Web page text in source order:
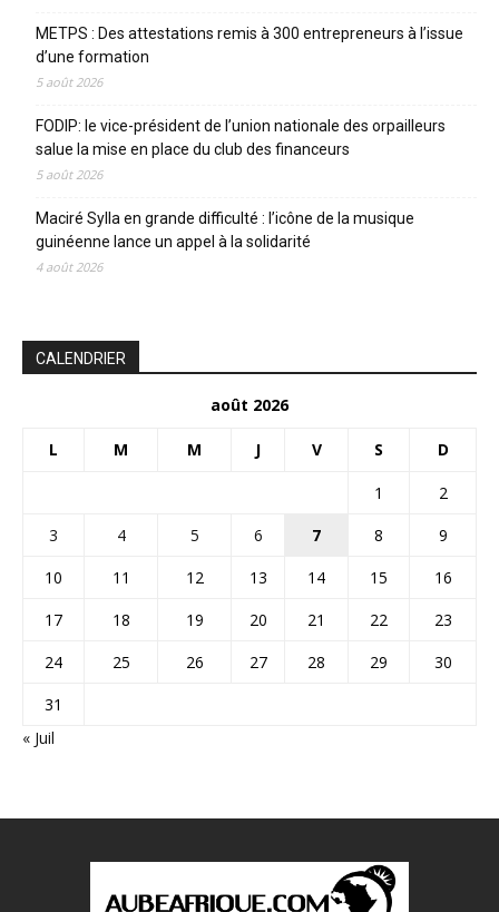
METPS : Des attestations remis à 300 entrepreneurs à l’issue
d’une formation
5 août 2026
FODIP: le vice-président de l’union nationale des orpailleurs
salue la mise en place du club des financeurs
5 août 2026
Maciré Sylla en grande difficulté : l’icône de la musique
guinéenne lance un appel à la solidarité
4 août 2026
CALENDRIER
août 2026
L M M J V S D
1
2
3
4 5 6 7 8
9
10
11 12 13 14 15
16
17
18 19 20 21 22
23
24
25 26 27 28 29
30
31
« Juil